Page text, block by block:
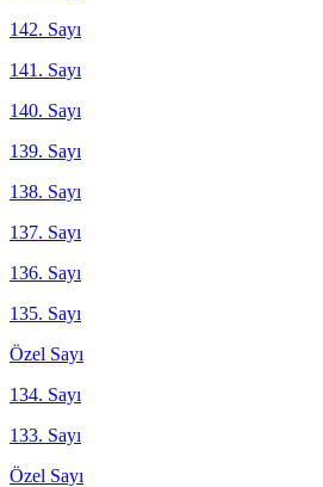
142. Sayı
141. Sayı
140. Sayı
139. Sayı
138. Sayı
137. Sayı
136. Sayı
135. Sayı
Özel Sayı
134. Sayı
133. Sayı
Özel Sayı